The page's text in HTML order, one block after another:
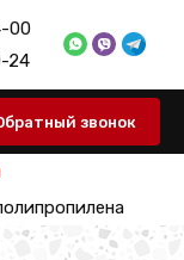
00
24
звонок